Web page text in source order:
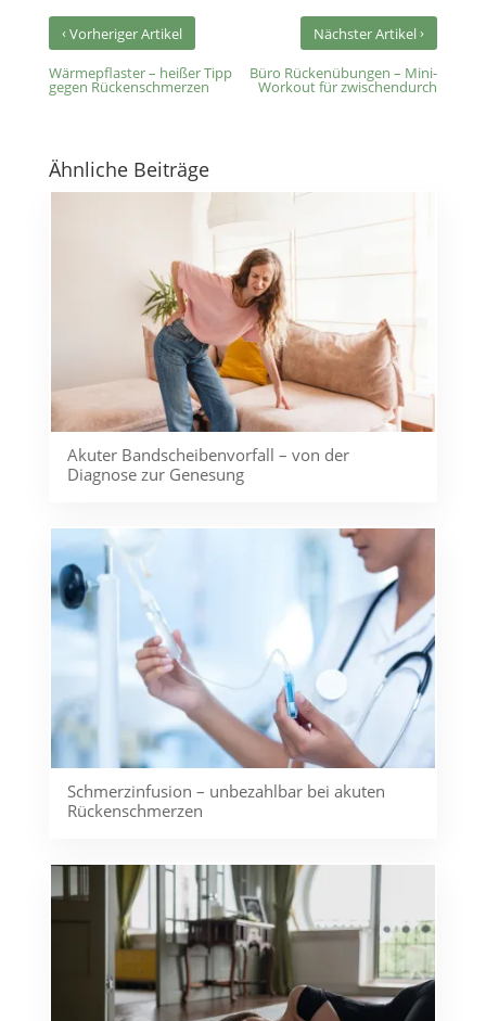
‹Vorheriger Artikel
Wärmepflaster – heißer Tipp
gegen Rückenschmerzen
Nächster Artikel›
Büro Rückenübungen – Mini-
Workout für zwischendurch
Ähnliche Beiträge
Akuter Bandscheibenvorfall – von der
Diagnose zur Genesung
Schmerzinfusion – unbezahlbar bei akuten
Rückenschmerzen